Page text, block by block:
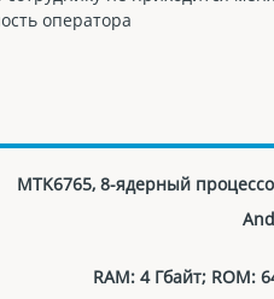
оператора
MTK6765, 8-ядерный
RAM: 4 Гбайт; RОM: